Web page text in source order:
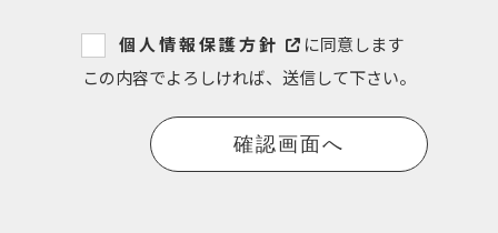
個人情報保護方針
に同意します
この内容でよろしければ、送信して下さい。